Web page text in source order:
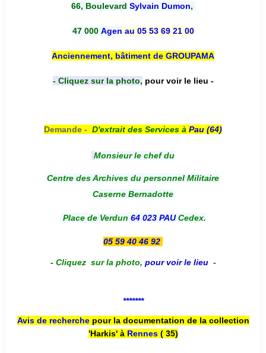
66, Boulevard Sylvain Dumon,
47 000 Agen au 05 53 69 21 00
Anciennement, bâtiment de GROUPAMA
- Cliquez sur la photo, pour voir le lieu -
Demande - D'extrait des Services à Pau (64)
Monsieur le chef du
Centre des Archives du personnel Militaire
Caserne Bernadotte
Place de Verdun 64 023 PAUCedex.
05 59 40 46 92
- Cliquez sur la photo, pour voir le lieu -
*******
Avis de recherche pour la documentation de la collection
'Harkis' à Rennes( 35)